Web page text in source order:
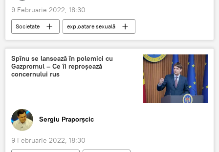
9 Februarie 2022, 18:30
Societate
exploatare sexuală
victime
Belgia
Procuratura Generală
Știri din Moldova
Spînu se lansează în polemici cu
Gazpromul – Ce îi reproșează
concernului rus
Sergiu Praporșcic
9 Februarie 2022, 18:30